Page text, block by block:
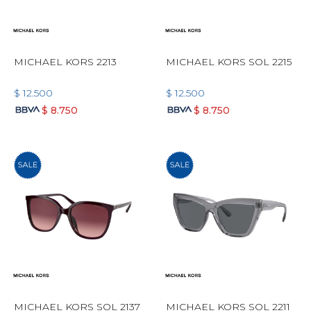
MICHAEL KORS 2213
$ 12.500
$ 8.750
MICHAEL KORS SOL 2215
$ 12.500
$ 8.750
MICHAEL KORS SOL 2137 MICHAEL KORS SOL 2211